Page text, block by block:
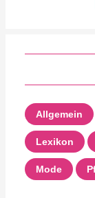
Allgemein
Lexikon
Mode